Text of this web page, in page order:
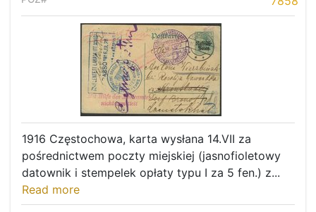
1916 Częstochowa, karta wysłana 14.VII za
pośrednictwem poczty miejskiej (jasnofioletowy
datownik i stempelek opłaty typu I za 5 fen.) z...
Read more